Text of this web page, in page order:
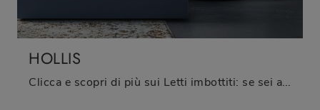
HOLLIS
Clicca e scopri di più sui Letti imbottiti: se sei alla ricerca di modelli matrimoniali classici, il modello Hollis Biba Salotti fa al caso tuo.